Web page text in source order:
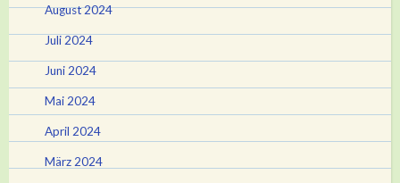
August 2024
Juli 2024
Juni 2024
Mai 2024
April 2024
März 2024